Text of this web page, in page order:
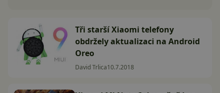
Tři starší Xiaomi telefony
obdržely aktualizaci na Android
Oreo
David Trlica10.7.2018